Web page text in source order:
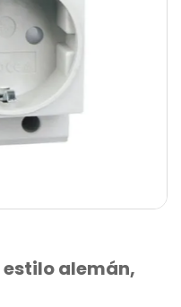
estilo alemán,